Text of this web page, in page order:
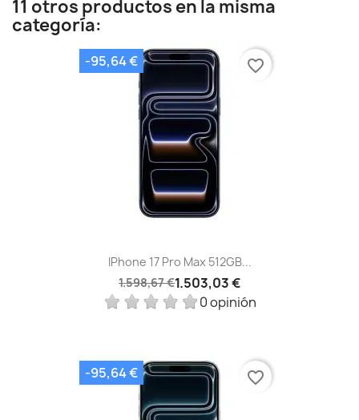
11 otros productos en la misma
categoría:
IPhone 17 Pro Max 512GB...
1.598,67 €1.503,03 €
0 opinión
-95,64 € favorite_border
-95,64 € favorite_border